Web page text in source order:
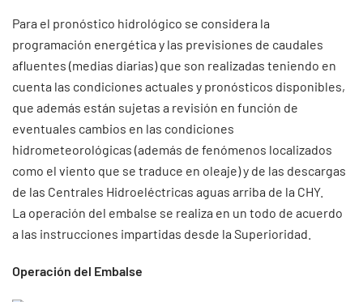
Para el pronóstico hidrológico se considera la
programación energética y las previsiones de caudales
afluentes (medias diarias) que son realizadas teniendo en
cuenta las condiciones actuales y pronósticos disponibles,
que además están sujetas a revisión en función de
eventuales cambios en las condiciones
hidrometeorológicas (además de fenómenos localizados
como el viento que se traduce en oleaje) y de las descargas
de las Centrales Hidroeléctricas aguas arriba de la CHY.
La operación del embalse se realiza en un todo de acuerdo
a las instrucciones impartidas desde la Superioridad.
Operación del Embalse